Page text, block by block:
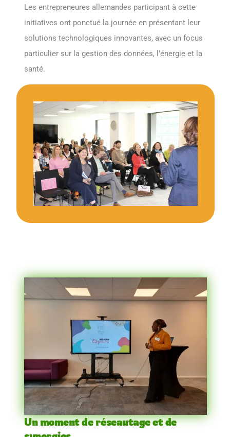
Les entrepreneures allemandes participant à cette
initiatives ont ponctué la journée en présentant leur
solutions technologiques innovantes, avec un focus
particulier sur la gestion des données, l’énergie et la
santé.
Un moment de réseautage et de